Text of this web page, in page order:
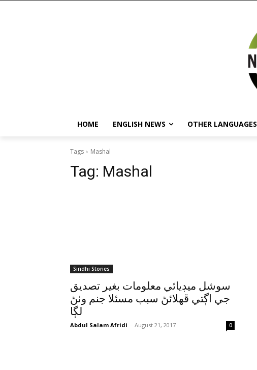
HOME ENGLISH NEWS OTHER LANGUAGES
Tags Mashal
Tag: Mashal
Sindhi Stories
سوشل ميڊيائي معلومات بغير تصديق
جي اڳتي ڦهلائڻ سبب مسئلا جنم وٺڻ
لڳا
Abdul Salam Afridi - August 21, 2017 0